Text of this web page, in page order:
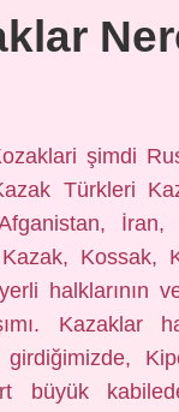
şimdi
Türkleri
Kossak,
halklarının
Kazaklar
büyük